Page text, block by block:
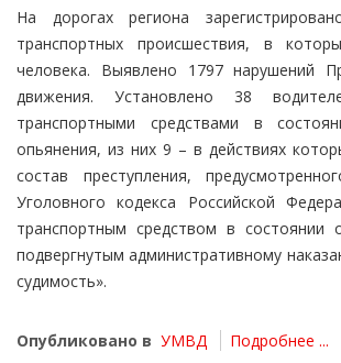
На дорогах региона
транспортных происшествия, в
человека. Выявлено 1797 нарушений
движения. Установлено 38
транспортными средствами в
опьянения, из них 9 – в действиях
состав преступления,
Уголовного кодекса Российской
транспортным средством в состоянии
подвергнутым административному
судимость».
Опубликовано в УМВД Подробнее ...